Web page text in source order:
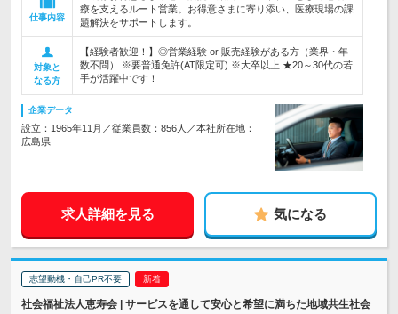
仕事内容
療を支えるルート営業。お得意さまに寄り添い、医療現場の課
題解決をサポートします。
対象と
なる方
【経験者歓迎！】◎営業経験 or 販売経験がある方（業界・年
数不問） ※要普通免許(AT限定可) ※大卒以上 ★20～30代の若
手が活躍中です！
企業データ
設立：1965年11月／従業員数：856人／本社所在地：
広島県
求人詳細を見る 気になる
志望動機・自己PR不要
社会福祉法人恵寿会 | サービスを通して安心と希望に満ちた地域共生社会